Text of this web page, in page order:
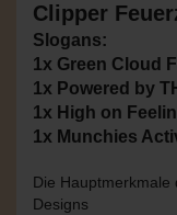
Clipper
Slogans:
1x Green Cloud
1x Powered by
1x High on
1x Munchies
Die Hauptmerkmale
Designs